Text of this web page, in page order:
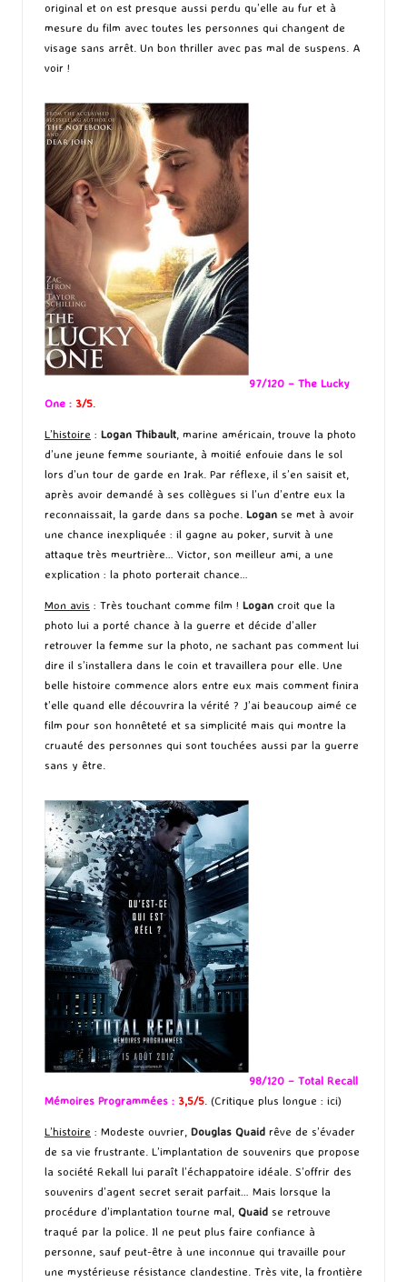
original et on est presque aussi perdu qu’elle au fur et à
mesure du film avec toutes les personnes qui changent de
visage sans arrêt. Un bon thriller avec pas mal de suspens. A
voir !
97/120 – The Lucky
One : 3/5.
L’histoire : Logan Thibault, marine américain, trouve la photo
d’une jeune femme souriante, à moitié enfouie dans le sol
lors d’un tour de garde en Irak. Par réflexe, il s’en saisit et,
après avoir demandé à ses collègues si l’un d’entre eux la
reconnaissait, la garde dans sa poche. Logan se met à avoir
une chance inexpliquée : il gagne au poker, survit à une
attaque très meurtrière… Victor, son meilleur ami, a une
explication : la photo porterait chance…
Mon avis : Très touchant comme film ! Logan croit que la
photo lui a porté chance à la guerre et décide d’aller
retrouver la femme sur la photo, ne sachant pas comment lui
dire il s’installera dans le coin et travaillera pour elle. Une
belle histoire commence alors entre eux mais comment finira
t’elle quand elle découvrira la vérité ? J’ai beaucoup aimé ce
film pour son honnêteté et sa simplicité mais qui montre la
cruauté des personnes qui sont touchées aussi par la guerre
sans y être.
98/120 – Total Recall
Mémoires Programmées : 3,5/5. (Critique plus longue : ici)
L’histoire : Modeste ouvrier, Douglas Quaid rêve de s’évader
de sa vie frustrante. L’implantation de souvenirs que propose
la société Rekall lui paraît l’échappatoire idéale. S’offrir des
souvenirs d’agent secret serait parfait… Mais lorsque la
procédure d’implantation tourne mal, Quaid se retrouve
traqué par la police. Il ne peut plus faire confiance à
personne, sauf peut-être à une inconnue qui travaille pour
une mystérieuse résistance clandestine. Très vite, la frontière